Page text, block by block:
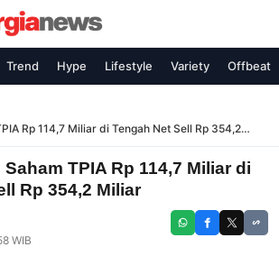
Trend Hype Lifestyle Variety Offbeat
Rp 114,7 Miliar di Tengah Net Sell Rp 354,2
TPIA Rp 114,7 Miliar di
Rp 354,2 Miliar
WIB